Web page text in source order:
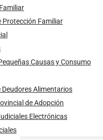
Protección Familiar
Causas y Consumo
Deudores Alimentarios
de Adopción
Electrónicas